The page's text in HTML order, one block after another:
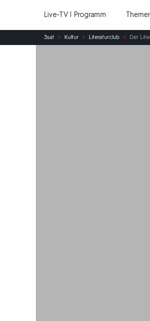
Live-TV | Programm
Sie
sind
3sat Kultur Literaturclub Der